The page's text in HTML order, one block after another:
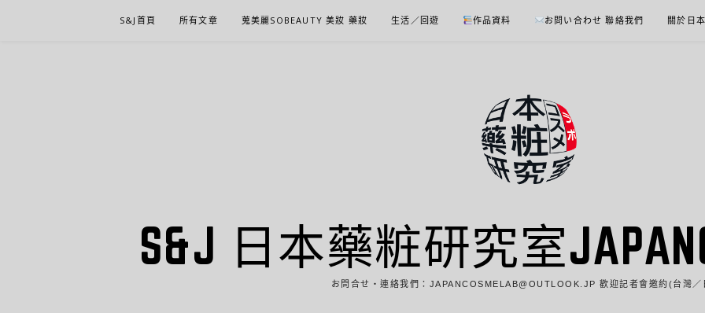
S&J首頁 所有文章 蒐美麗SOBEAUTY 美妝 藥妝 生活／回遊 作品資料 お問い合わせ 聯絡我們 關於日
S&J 日本藥粧研究室
お問合せ・連絡我們：JAPANCOSMELAB@OUTLOOK.JP 歡迎記者會邀約(台灣／